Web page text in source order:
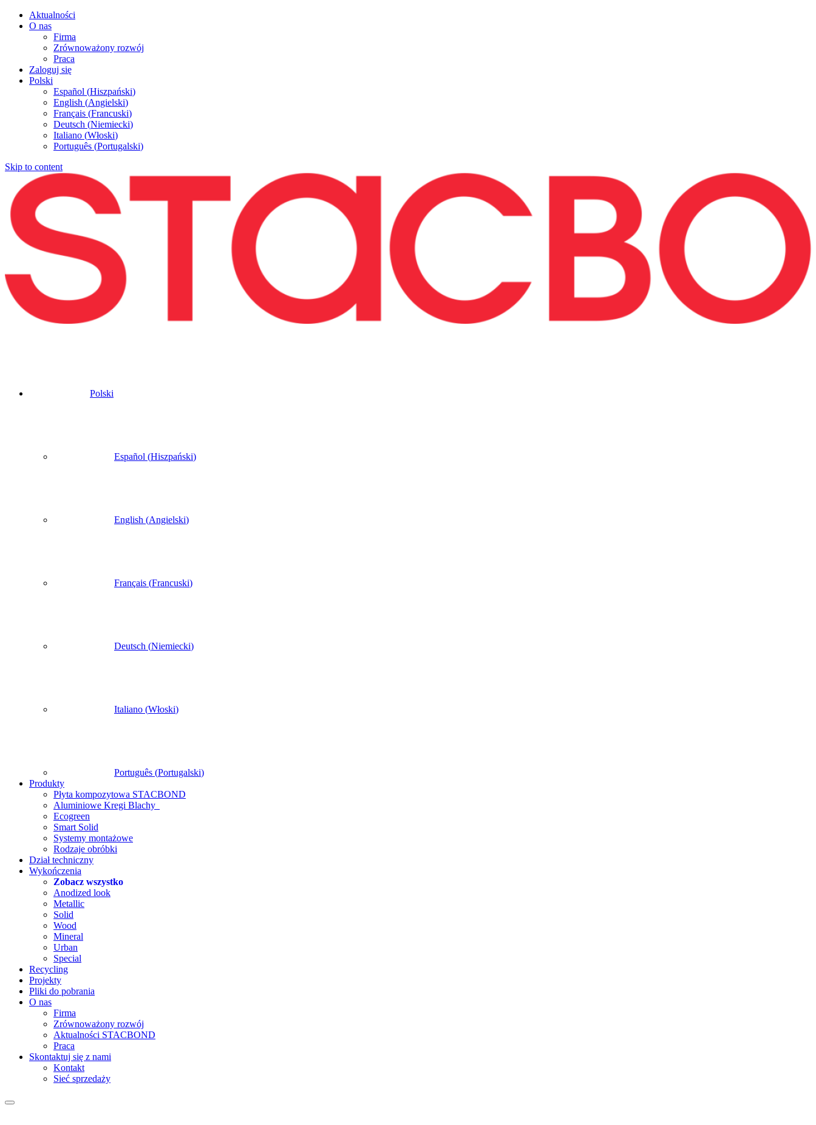
Aktualności
O nas
Firma
Zrównoważony rozwój
Praca
Zaloguj się
Polski
Español (Hiszpański)
English (Angielski)
Français (Francuski)
Deutsch (Niemiecki)
Italiano (Włoski)
Português (Portugalski)
Skip to content
Polski
Español (Hiszpański)
English (Angielski)
Français (Francuski)
Deutsch (Niemiecki)
Italiano (Włoski)
Português (Portugalski)
Produkty
Płyta kompozytowa STACBOND
Aluminiowe Kregi Blachy
Ecogreen
Smart Solid
Systemy montażowe
Rodzaje obróbki
Dział techniczny
Wykończenia
Zobacz wszystko
Anodized look
Metallic
Solid
Wood
Mineral
Urban
Special
Recycling
Projekty
Pliki do pobrania
O nas
Firma
Zrównoważony rozwój
Aktualności STACBOND
Praca
Skontaktuj się z nami
Kontakt
Sieć sprzedaży